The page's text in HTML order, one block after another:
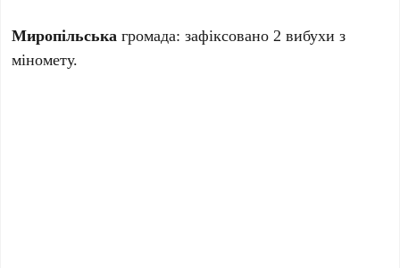
Миропільська громада: зафіксовано 2 вибухи з
міномету.